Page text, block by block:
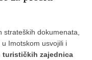
strateških dokumenata,
Imotskom usvojili i
turističkih zajednica